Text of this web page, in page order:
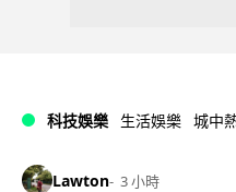
科技娛樂 生活娛樂 城中
Lawton 3 小時